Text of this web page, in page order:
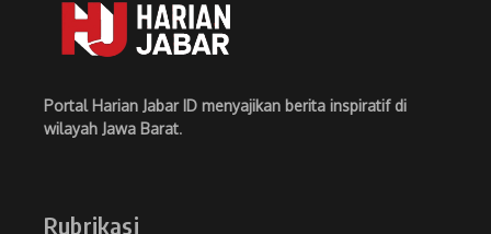
Portal Harian Jabar ID menyajikan berita inspiratif di
wilayah Jawa Barat.
Rubrikasi